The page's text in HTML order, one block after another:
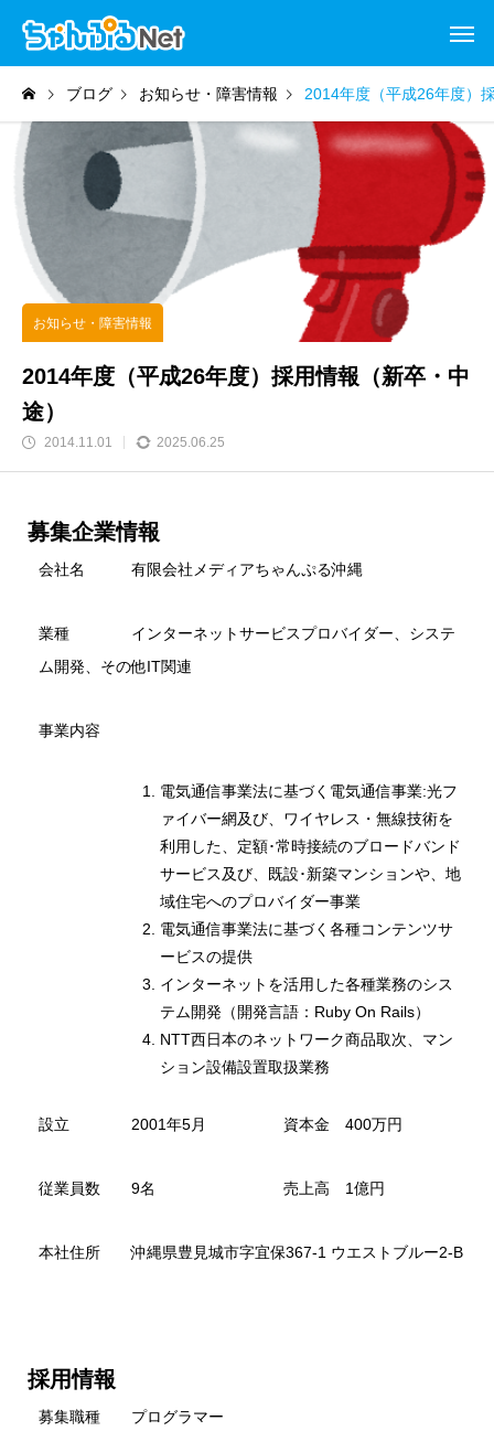
ブログ お知らせ・障害情報 2014年度（平成26年度）
お知らせ・障害情報
2014年度（平成26年度）採用情報（新卒・中
途）
2014.11.01 2025.06.25
募集企業情報
会社名 有限会社メディアちゃんぷる沖縄
業種 インターネットサービスプロバイダー、システ
ム開発、その他IT関連
事業内容
電気通信事業法に基づく電気通信事業:光フ
ァイバー網及び、ワイヤレス・無線技術を
利用した、定額･常時接続のブロードバンド
サービス及び、既設･新築マンションや、地
域住宅へのプロバイダー事業
電気通信事業法に基づく各種コンテンツサ
ービスの提供
インターネットを活用した各種業務のシス
テム開発（開発言語：Ruby On Rails）
NTT西日本のネットワーク商品取次、マン
ション設備設置取扱業務
設立 2001年5月 資本金 400万円
従業員数 9名 売上高 1億円
本社住所 沖縄県豊見城市字宜保367-1 ウエストブルー2-B
採用情報
募集職種 プログラマー